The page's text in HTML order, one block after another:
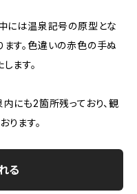
には温泉記号の原型とな
す。色違いの赤色の手ぬ
ます。
にも2箇所残っており、観
ます。
る